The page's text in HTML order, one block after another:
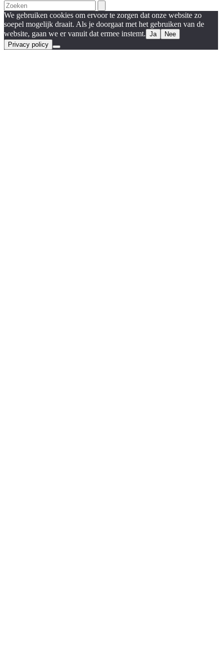
Search
We gebruiken cookies om ervoor te zorgen dat onze website zo
soepel mogelijk draait. Als je doorgaat met het gebruiken van de
website, gaan we er vanuit dat ermee instemt. Ja
Nee
Privacy policy